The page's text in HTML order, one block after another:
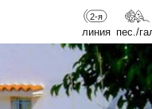
2-я
линия пес./